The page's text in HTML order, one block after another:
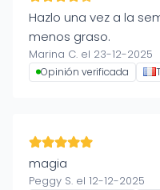
Hazlo una vez a la
menos graso.
Marina C. el 23-12-2025
Opinión verificada
magia
Peggy S. el 12-12-2025